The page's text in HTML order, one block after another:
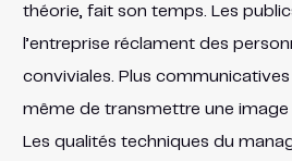
théorie, fait son temps. Les
l’entreprise réclament des
conviviales. Plus
même de transmettre une
Les qualités techniques du